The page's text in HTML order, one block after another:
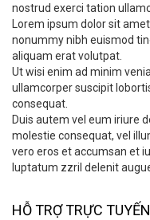
nostrud exerci tation
Lorem ipsum dolor sit
nonummy nibh euismod
aliquam erat volutpat.
Ut wisi enim ad minim
ullamcorper suscipit
consequat.
Duis autem vel eum iriure
molestie consequat, vel
vero eros et accumsan et
luptatum zzril delenit
HỖ TRỢ TRỰC TUYẾN